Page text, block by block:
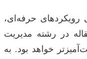
رویکردهای حرفه‌ای،
در رشته مدیریت
خواهد بود. به